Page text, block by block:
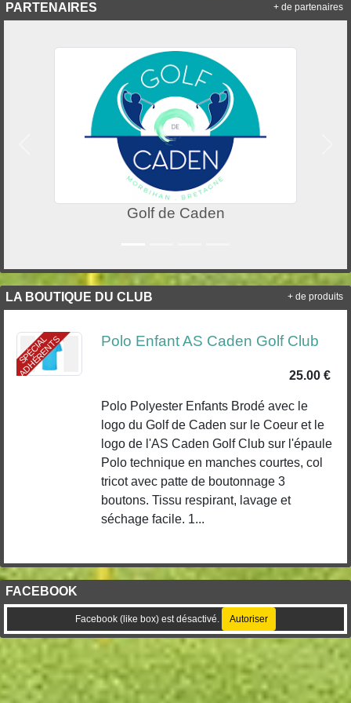
PARTENAIRES
Golf de Caden
+ de partenaires
LA BOUTIQUE DU CLUB
S
P
É
C
I
A
L
A
D
H
É
R
E
N
T
S Polo Enfant AS Caden Golf Club
25.00 €
Polo Polyester Enfants Brodé avec le
logo du Golf de Caden sur le Coeur et le
logo de l'AS Caden Golf Club sur l'épaule
Polo technique en manches courtes, col
tricot avec patte de boutonnage 3
boutons. Tissu respirant, lavage et
séchage facile. 1...
+ de produits
FACEBOOK
Facebook (like box) est désactivé. Autoriser